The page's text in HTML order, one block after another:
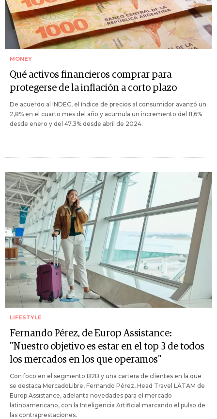
MONEY
Qué activos financieros comprar para
protegerse de la inflación a corto plazo
De acuerdo al INDEC, el índice de precios al consumidor avanzó un
2,8% en el cuarto mes del año y acumula un incremento del 11,6%
desde enero y del 47,3% desde abril de 2024.
LIFESTYLE
Fernando Pérez, de Europ Assistance:
"Nuestro objetivo es estar en el top 3 de todos
los mercados en los que operamos"
Con foco en el segmento B2B y una cartera de clientes en la que
se destaca MercadoLibre, Fernando Pérez, Head Travel LATAM de
Europ Assistance, adelanta novedades para el mercado
latinoamericano, con la Inteligencia Artificial marcando el pulso de
las contraprestaciones.